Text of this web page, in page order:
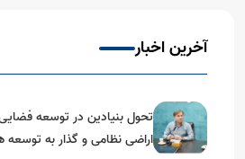
آخرین اخبار
تحول بنیادین در توسعه
اراضی نظامی و گذار به توسعه